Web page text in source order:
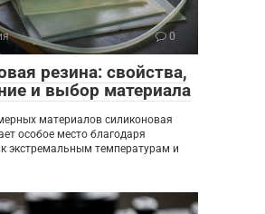
0
резина: свойства,
и выбор материала
материалов силиконовая
особое место благодаря
экстремальным температурам и